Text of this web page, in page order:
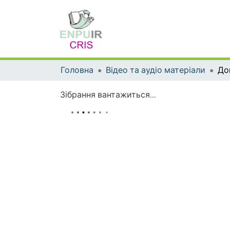
Головна Відео та аудіо матеріали
Зібрання вантажиться...